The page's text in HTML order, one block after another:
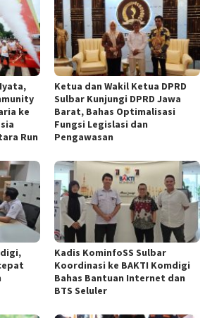
ke
Run
Ketua dan Wakil Ketua DPRD
Sulbar Kunjungi DPRD Jawa
Barat, Bahas Optimalisasi
Fungsi Legislasi dan
Pengawasan
Kadis KominfoSS Sulbar
Koordinasi ke BAKTI Komdigi
Bahas Bantuan Internet dan
BTS Seluler